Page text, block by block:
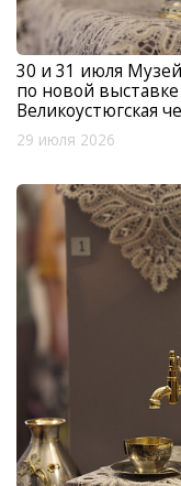
30 и 31 июля
по новой
Великоустюгская
29 июля 2026